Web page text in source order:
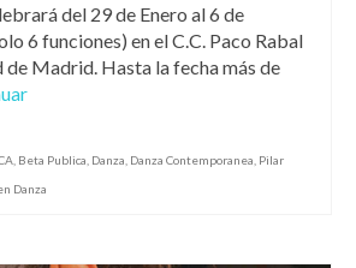
del 29 de Enero al 6 de
6 funciones) en el C.C. Paco Rabal
de Madrid. Hasta la fecha más de
Beta Publica Danza Danza Contemporanea Pilar
Danza